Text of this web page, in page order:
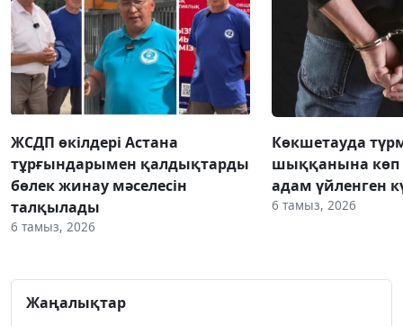
ЖСДП өкілдері Астана
тұрғындарымен қалдықтарды
бөлек жинау мәселесін
талқылады
6 тамыз, 2026
Көкшетауда
шыққанына көп
адам үйленген
6 тамыз, 2026
Жаңалықтар